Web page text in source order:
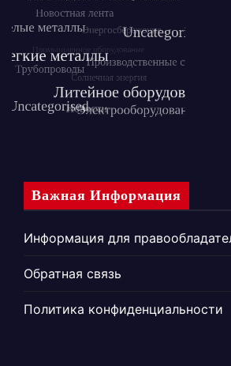
Важная Информация
Информация для
Обратная связь
Политика конфиденциальности